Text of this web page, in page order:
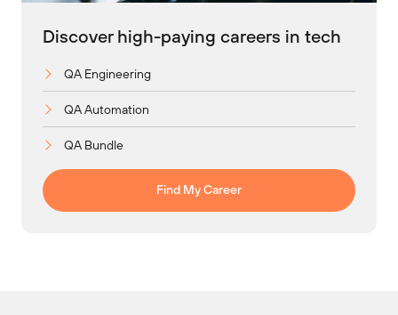
Discover high-paying careers in tech
QA Engineering
QA Automation
QA Bundle
Find My Career